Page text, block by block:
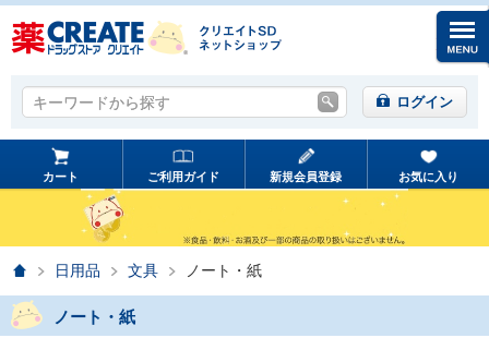
キーワードから探す
キーワードから探す ログイン
カート ご利用ガイド 新規会員登録 お気に入り
ホーム日用品 文具 ノート・紙
ノート・紙